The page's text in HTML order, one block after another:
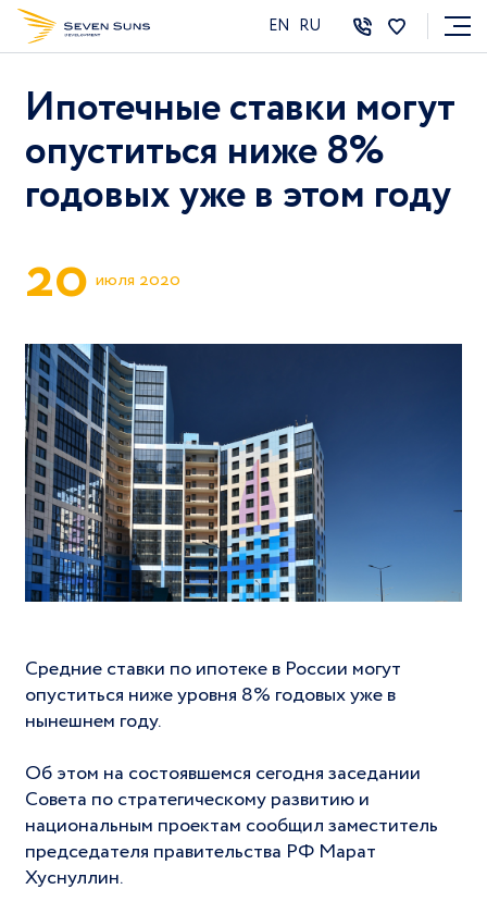
EN RU
Ипотечные ставки могут
опуститься ниже 8%
годовых уже в этом году
20 июля 2020
Средние ставки по ипотеке в России могут
опуститься ниже уровня 8% годовых уже в
нынешнем году.
Об этом на состоявшемся сегодня заседании
Совета по стратегическому развитию и
национальным проектам сообщил заместитель
председателя правительства РФ Марат
Хуснуллин.